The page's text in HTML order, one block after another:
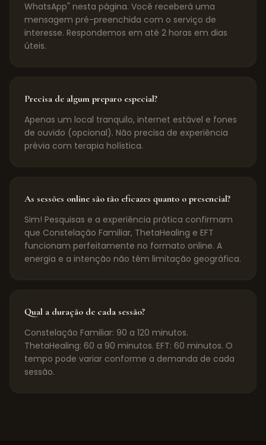
WhatsApp" nesta página. Você receberá uma
mensagem pré-preenchida com o serviço de
interesse. Respondemos em até 2 horas em dias
úteis.
Precisa de algum preparo especial?
Apenas um local tranquilo, internet estável e fones
de ouvido (opcional). Não precisa de experiência
prévia com terapia holística.
As sessões online são tão eficazes quanto o presencial?
Sim! Pesquisas e a experiência prática confirmam
que Constelação Familiar, ThetaHealing e EFT
funcionam perfeitamente no formato online. A
energia e a intenção não têm limitação geográfica.
Qual a duração de cada sessão?
Constelação Familiar: 90 a 120 minutos.
ThetaHealing: 60 a 90 minutos. EFT: 60 minutos. O
tempo pode variar conforme a demanda de cada
sessão.